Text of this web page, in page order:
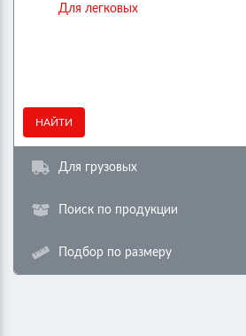
Для легковых
НАЙТИ
Для грузовых
Поиск по продукции
Подбор по размеру